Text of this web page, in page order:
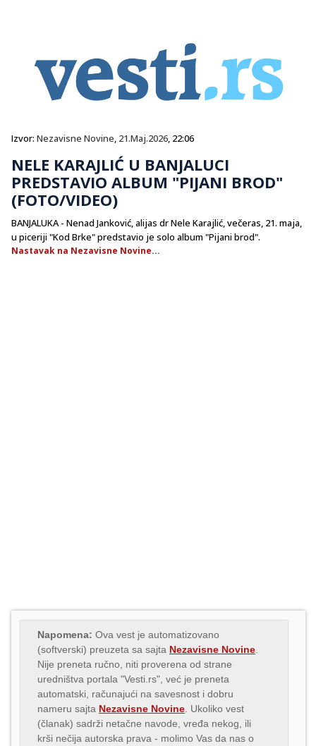
Izvor: Nezavisne Novine, 21.Maj.2026, 22:06
NELE KARAJLIĆ U BANJALUCI
PREDSTAVIO ALBUM "PIJANI BROD"
(FOTO/VIDEO)
BANJALUKA - Nenad Janković, alijas dr Nele Karajlić, večeras, 21. maja,
u piceriji "Kod Brke" predstavio je solo album "Pijani brod".
Nastavak na Nezavisne Novine...
Napomena: Ova vest je automatizovano
(softverski) preuzeta sa sajta Nezavisne Novine
Nije preneta ručno, niti proverena od strane
uredništva portala "Vesti.rs", već je preneta
automatski, računajući na savesnost i dobru
nameru sajta Nezavisne Novine . Ukoliko vest
(članak) sadrži netačne navode, vređa nekog, ili
krši nečija autorska prava - molimo Vas da nas o